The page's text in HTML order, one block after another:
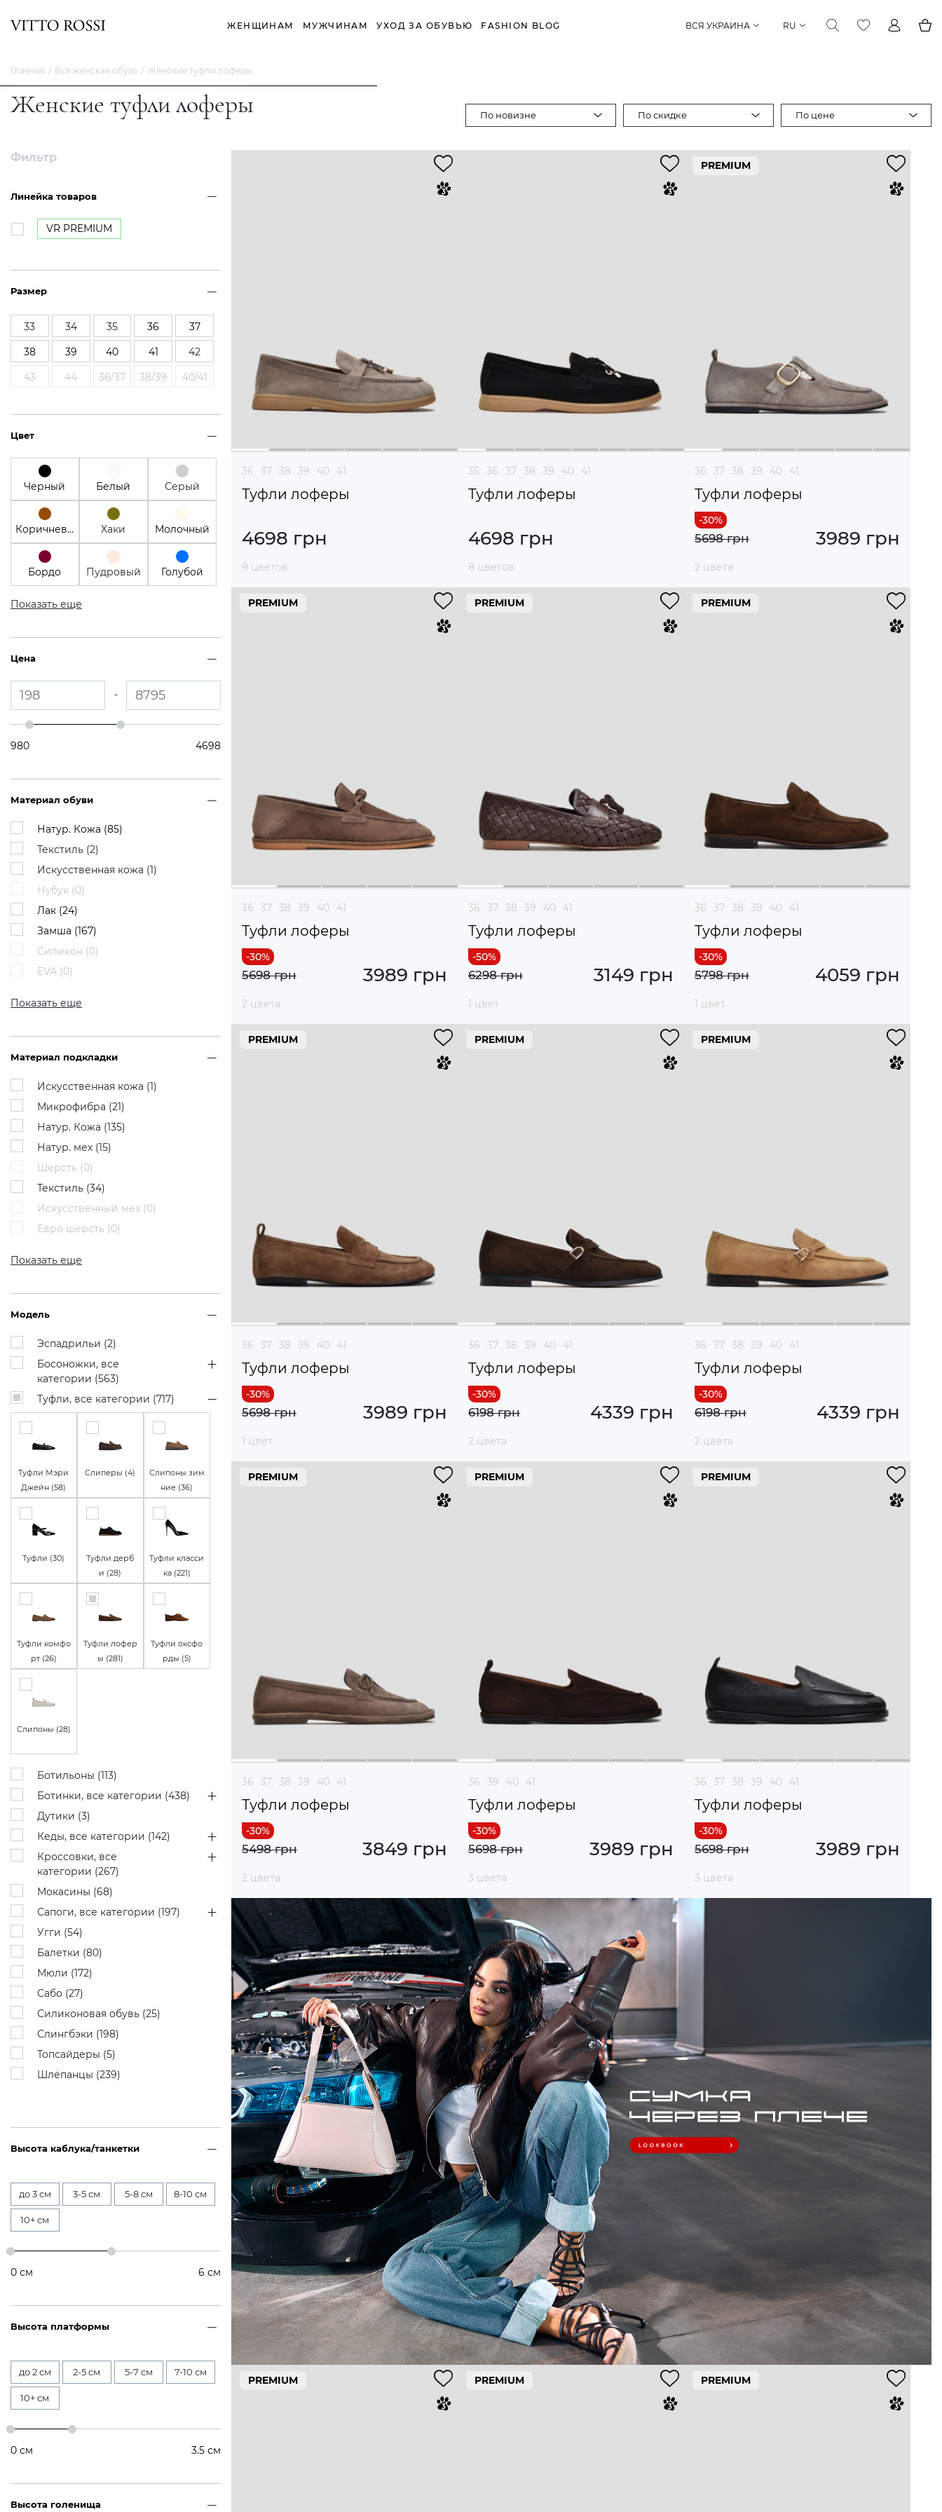
ЖЕНЩИНАМ МУЖЧИНАМ УХОД ЗА ОБУВЬЮ FASHION BLOG ВСЯ УКРАИНА RU
Главная Вся женская обувь Женские туфли лоферы
Женские туфли лоферы По новизне По скидке По цене
Фильтр
Линейка товаров
VR PREMIUM
Размер
33 34 35 36
37
38
39 40 41
42
43
44 36/37 38/39 40/41
Цвет
Черный Белый Серый
Коричневый Хаки Молочный
Бордо Пудровый Голубой
Показать еще
Цена
-
980 4698
Материал обуви
Натур. Кожа (85)
Текстиль (2)
Искусственная кожа (1)
Нубук (0)
Лак (24)
Замша (167)
Силикон (0)
EVA (0)
Показать еще
Материал подкладки
Искусственная кожа (1)
Микрофибра (21)
Натур. Кожа (135)
Натур. мех (15)
Шерсть (0)
Текстиль (34)
Искусственный мех (0)
Евро шерсть (0)
Показать еще
Модель
Эспадрильи (2)
Босоножки, все
категории (563)
Туфли, все категории (717)
Туфли Мэри
Джейн (58)
Слиперы (4)
Слипоны зим
ние (36)
Туфли (30)
Туфли дерб
и (28)
Туфли класси
ка (221)
Туфли комфо
рт (26)
Туфли лофер
ы (281)
Туфли оксфо
рды (5)
Слипоны (28)
Ботильоны (113)
Ботинки, все категории (438)
Дутики (3)
Кеды, все категории (142)
Кроссовки, все
категории (267)
Мокасины (68)
Сапоги, все категории (197)
Угги (54)
Балетки (80)
Мюли (172)
Сабо (27)
Силиконовая обувь (25)
Слингбэки (198)
Топсайдеры (5)
Шлёпанцы (239)
Высота каблука/танкетки
до 3 см 3-5 см 5-8 см 8-10 см
10+ см
0 см 6 см
Высота платформы
до 2 см 2-5 см 5-7 см 7-10 см
10+ см
0 см 3.5 см
Высота голенища
36 37 38 39 40 41
Туфли лоферы
4698 грн
8 цветов
35 36 37 38 39 40 41
Туфли лоферы
4698 грн
8 цветов
PREMIUM
36 37 38 39 40 41
Туфли лоферы
3989 грн
5698 грн
2 цвета
PREMIUM
36 37 38 39 40 41
Туфли лоферы
3989 грн
5698 грн
2 цвета
PREMIUM
36 37 38 39 40 41
Туфли лоферы
3149 грн
6298 грн
1 цвет
PREMIUM
36 37 38 39 40 41
Туфли лоферы
4059 грн
5798 грн
1 цвет
PREMIUM
36 37 38 39 40 41
Туфли лоферы
3989 грн
5698 грн
1 цвет
PREMIUM
36 37 38 39 40 41
Туфли лоферы
4339 грн
6198 грн
2 цвета
PREMIUM
36 37 38 39 40 41
Туфли лоферы
4339 грн
6198 грн
2 цвета
PREMIUM
36 37 38 39 40 41
Туфли лоферы
3849 грн
5498 грн
2 цвета
PREMIUM
36 39 40 41
Туфли лоферы
3989 грн
5698 грн
3 цвета
PREMIUM
36 37 38 39 40 41
Туфли лоферы
3989 грн
5698 грн
3 цвета
PREMIUM PREMIUM PREMIUM